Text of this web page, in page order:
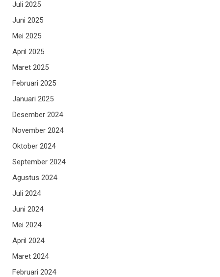
Juli 2025
Juni 2025
Mei 2025
April 2025
Maret 2025
Februari 2025
Januari 2025
Desember 2024
November 2024
Oktober 2024
September 2024
Agustus 2024
Juli 2024
Juni 2024
Mei 2024
April 2024
Maret 2024
Februari 2024